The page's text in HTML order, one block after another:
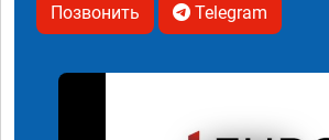
Позвонить Telegram